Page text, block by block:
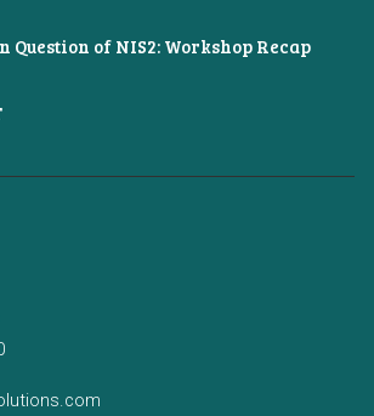
Question of NIS2: Workshop Recap